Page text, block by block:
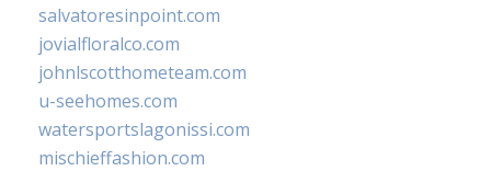
salvatoresinpoint.com
jovialfloralco.com
johnlscotthometeam.com
u-seehomes.com
watersportslagonissi.com
mischieffashion.com